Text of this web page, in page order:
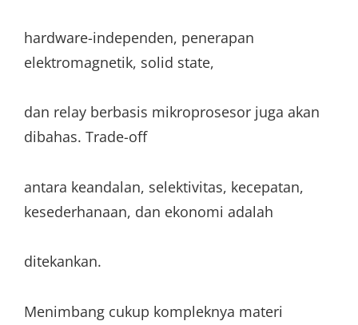
hardware-independen, penerapan
elektromagnetik, solid state,
dan relay berbasis mikroprosesor juga akan
dibahas. Trade-off
antara keandalan, selektivitas, kecepatan,
kesederhanaan, dan ekonomi adalah
ditekankan.
Menimbang cukup kompleknya materi